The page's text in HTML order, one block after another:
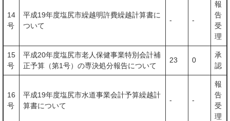
14
号
平成19年度塩尻市繰越明許費繰越計算書に
ついて
- -
報
告
受
理
15
号
平成20年度塩尻市老人保健事業特別会計補
正予算（第1号）の専決処分報告について
23 0
承
認
16
号
平成19年度塩尻市水道事業会計予算繰越計
算書について
- -
報
告
受
理